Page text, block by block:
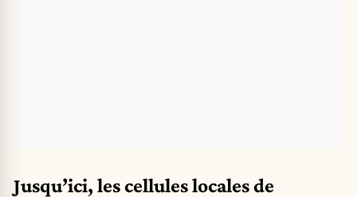
Jusqu’ici, les cellules locales de